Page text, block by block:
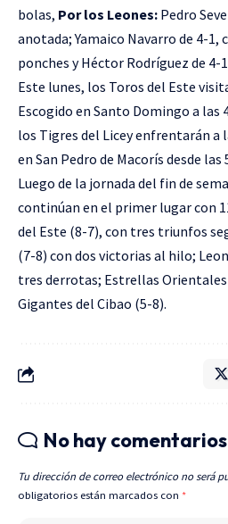
bolas, Por los Leones: Pedro
anotada; Yamaico Navarro de 4-1,
ponches y Héctor Rodríguez de 4-
Este lunes, los Toros del Este
Escogido en Santo Domingo a las
los Tigres del Licey enfrentarán a
en San Pedro de Macorís desde las
Luego de la jornada del fin de
continúan en el primer lugar con
del Este (8-7), con tres triunfos
(7-8) con dos victorias al hilo;
tres derrotas; Estrellas Orientales
Gigantes del Cibao (5-8).
No hay comentarios
Tu dirección de correo electrónico no será
obligatorios están marcados con *